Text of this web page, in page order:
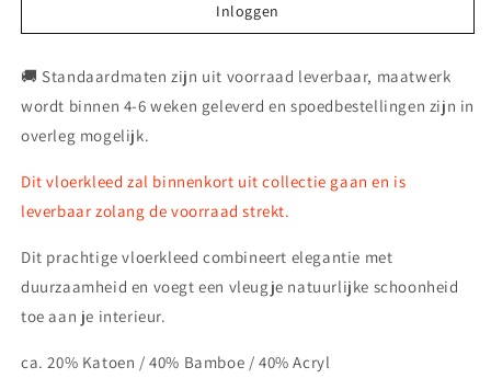
Inloggen
Inloggen
🚚 Standaardmaten zijn uit voorraad leverbaar, maatwerk
wordt binnen 4-6 weken geleverd en spoedbestellingen zijn in
overleg mogelijk.
Dit vloerkleed zal binnenkort uit collectie gaan en is
leverbaar zolang de voorraad strekt.
Dit prachtige vloerkleed combineert elegantie met
duurzaamheid en voegt een vleugje natuurlijke schoonheid
toe aan je interieur.
ca. 20% Katoen / 40% Bamboe / 40% Acryl